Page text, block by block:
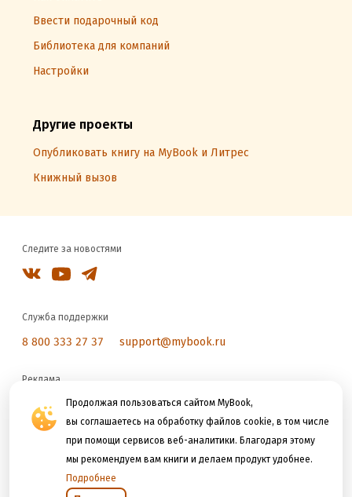
Продолжая пользоваться сайтом MyBook,
вы соглашаетесь на обработку файлов cookie, в том числе
при помощи сервисов веб-аналитики. Благодаря этому
мы рекомендуем вам книги и делаем продукт удобнее.
Подробнее
Ввести подарочный код
Библиотека для компаний
Настройки
Другие проекты
Опубликовать книгу на MyBook и Литрес
Книжный вызов
Следите за новостями
Служба поддержки
8 800 333 27 37 support@mybook.ru
Реклама
reklama@litres.ru
Мы принимаем к оплате